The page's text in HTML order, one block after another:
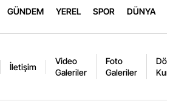
GÜNDEM YEREL SPOR DÜNYA
İletişim
Video
Galeriler
Foto
Galeriler